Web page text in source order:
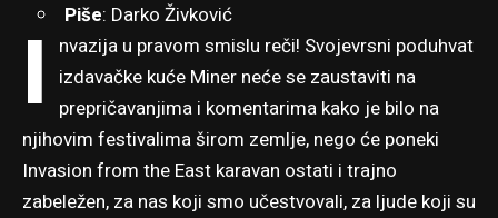
Piše: Darko Živković
I
nvazija u pravom smislu reči! Svojevrsni poduhvat
izdavačke kuće Miner neće se zaustaviti na
prepričavanjima i komentarima kako je bilo na
njihovim festivalima širom zemlje, nego će poneki
Invasion from the East karavan ostati i trajno
zabeležen, za nas koji smo učestvovali, za ljude koji su